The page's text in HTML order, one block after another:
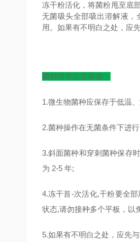
冻干粉活化，将菌粉甩至底
无菌吸头全部吸出溶解液
用。如果有不明白之处，应
菌种培养注意事项：
1.微生物菌种应保存于低温
2.菌种操作在无菌条件下进
3.斜面菌种和穿刺菌种保存
为 2-5 年;
4.冻干首-次活化,干粉要全
状态,请勿接种多个平板，以
5.如果有不明白之处，应先